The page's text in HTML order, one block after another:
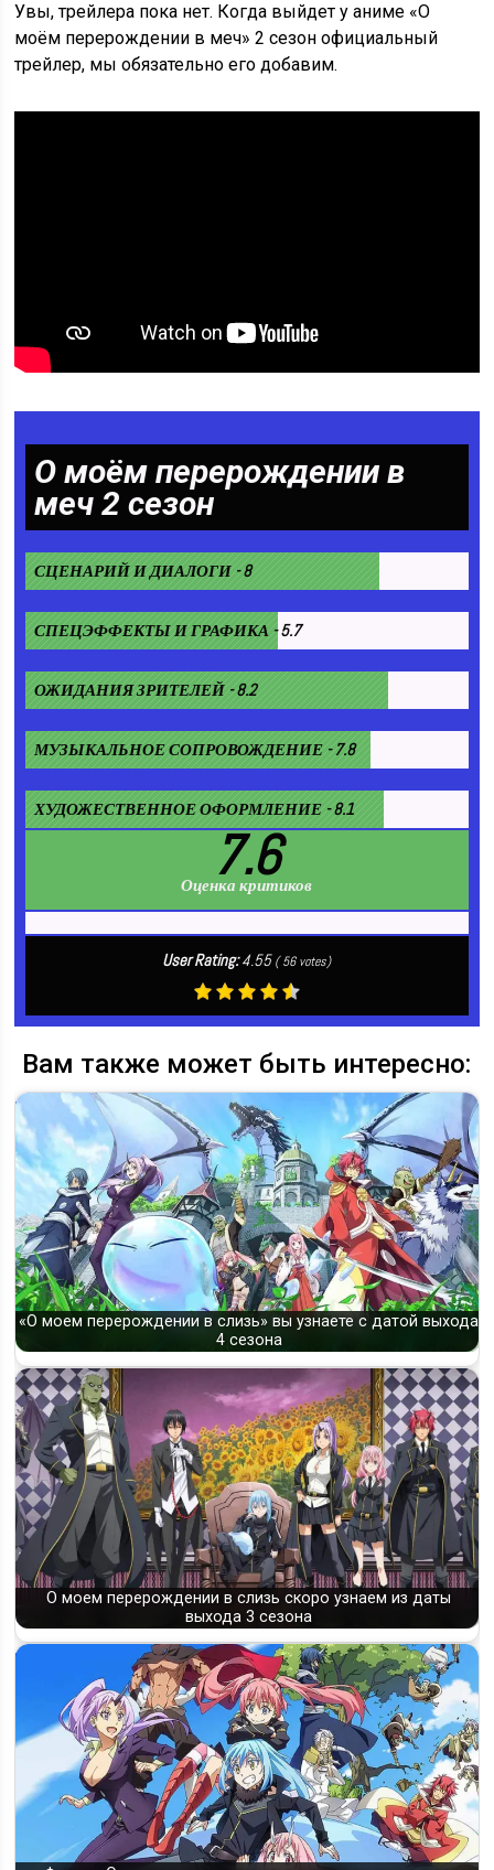
Увы, трейлера пока нет. Когда выйдет у аниме «О
моём перерождении в меч» 2 сезон официальный
трейлер, мы обязательно его добавим.
О моём перерождении в
меч 2 сезон
СЦЕНАРИЙ И ДИАЛОГИ - 8
СПЕЦЭФФЕКТЫ И ГРАФИКА - 5.7
ОЖИДАНИЯ ЗРИТЕЛЕЙ - 8.2
МУЗЫКАЛЬНОЕ СОПРОВОЖДЕНИЕ - 7.8
ХУДОЖЕСТВЕННОЕ ОФОРМЛЕНИЕ - 8.1
7.6
Оценка критиков
User Rating:4.55 (56votes)
Вам также может быть интересно:
«О моем перерождении в слизь» вы узнаете с датой выхода
4 сезона
О моем перерождении в слизь скоро узнаем из даты
выхода 3 сезона